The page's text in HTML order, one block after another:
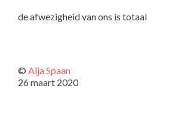
de afwezigheid van ons is totaal
© Alja Spaan
26 maart 2020